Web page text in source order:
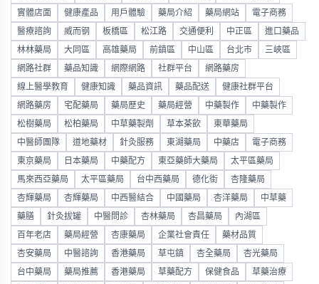
實體店面 健康產品 用戶體驗 藥局介紹 藥局網站 電子商務
醫療諮詢 威而钢 板橋區 松江路 交通便利 中正區 進口藥品
林林藥局 大同區 高雄藥局 前鎮區 中山區 台北市 三峽區
網路社群 藥品知識 網際網路 社群平台 網路藥房
線上醫學教育 健康知識 藥品資訊 藥品配送 健康社群平台
網路藥房 宅配藥局 藥局歷史 藥局經營 中藥製作 中藥製作
松樹藥局 松柏藥局 中草藥製劑 草本茶飲 東華藥局
中醫師團隊 道地藥材 針灸服務 東湖藥局 中藥店 電子商務
東京藥局 日本藥局 中藥配方 東亞藥師大藥局 太平區藥局
馬來西亞藥局 太平區藥局 台中西藥局 德化街 杏隆藥局
杏輝藥局 杏輝藥局 中西醫結合 中國藥局 杏洋藥局 中草藥
藥膳 針灸拔罐 中醫問診 杏林藥局 杏昌藥局 內湖區
百年老店 藥局經營 杏康藥局 企業社會責任 藥材品質
杏安藥局 中醫諮詢 香港藥局 草屯鎮 杏全藥局 杏光藥局
台中藥局 藥局推薦 香港藥局 草藥配方 保健食品 草藥治療